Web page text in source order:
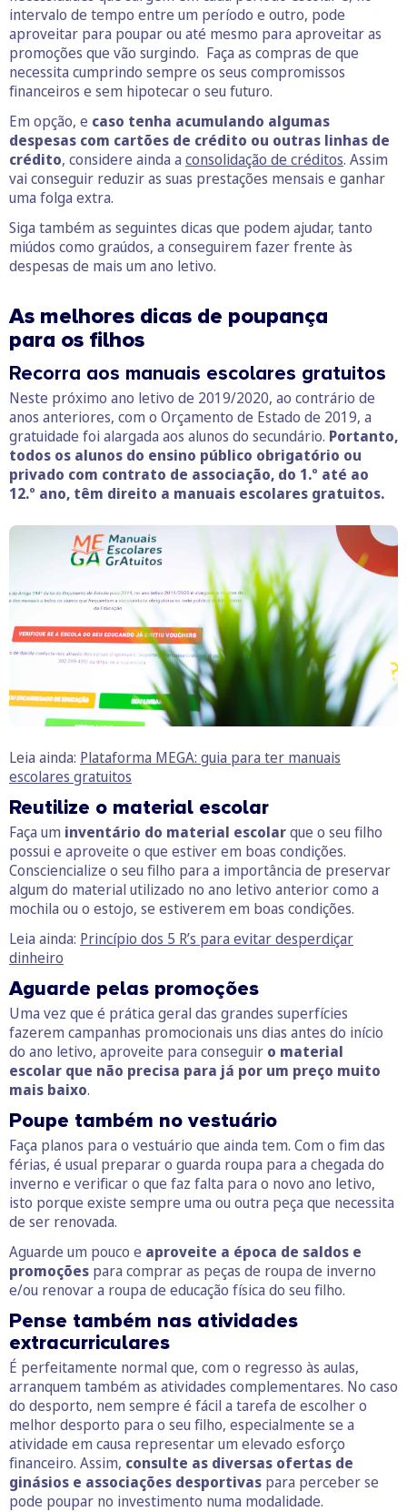
intervalo de tempo entre um período e outro, pode
aproveitar para poupar ou até mesmo para aproveitar as
promoções que vão surgindo. Faça as compras de que
necessita cumprindo sempre os seus compromissos
financeiros e sem hipotecar o seu futuro.
Em opção, e caso tenha acumulando algumas
despesas com cartões de crédito ou outras linhas de
crédito, considere ainda a consolidação de créditos. Assim
vai conseguir reduzir as suas prestações mensais e ganhar
uma folga extra.
Siga também as seguintes dicas que podem ajudar, tanto
miúdos como graúdos, a conseguirem fazer frente às
despesas de mais um ano letivo.
As melhores dicas de poupança
para os filhos
Recorra aos manuais escolares gratuitos
Neste próximo ano letivo de 2019/2020, ao contrário de
anos anteriores, com o Orçamento de Estado de 2019, a
gratuidade foi alargada aos alunos do secundário. Portanto,
todos os alunos do ensino público obrigatório ou
privado com contrato de associação, do 1.º até ao
12.º ano, têm direito a manuais escolares gratuitos.
Leia ainda: Plataforma MEGA: guia para ter manuais
escolares gratuitos
Reutilize o material escolar
Faça um inventário do material escolarque o seu filho
possui e aproveite o que estiver em boas condições.
Consciencialize o seu filho para a importância de preservar
algum do material utilizado no ano letivo anterior como a
mochila ou o estojo, se estiverem em boas condições.
Leia ainda: Princípio dos 5 R’s para evitar desperdiçar
dinheiro
Aguarde pelas promoções
Uma vez que é prática geral das grandes superfícies
fazerem campanhas promocionais uns dias antes do início
do ano letivo, aproveite para conseguir o material
escolar que não precisa para já por um preço muito
mais baixo.
Poupe também no vestuário
Faça planos para o vestuário que ainda tem. Com o fim das
férias, é usual preparar o guarda roupa para a chegada do
inverno e verificar o que faz falta para o novo ano letivo,
isto porque existe sempre uma ou outra peça que necessita
de ser renovada.
Aguarde um pouco e aproveite a época de saldos e
promoções para comprar as peças de roupa de inverno
e/ou renovar a roupa de educação física do seu filho.
Pense também nas atividades
extracurriculares
É perfeitamente normal que, com o regresso às aulas,
arranquem também as atividades complementares. No caso
do desporto, nem sempre é fácil a tarefa de escolher o
melhor desporto para o seu filho, especialmente se a
atividade em causa representar um elevado esforço
financeiro. Assim, consulte as diversas ofertas de
ginásios e associações desportivas para perceber se
pode poupar no investimento numa modalidade.